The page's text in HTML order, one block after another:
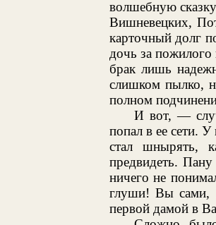
волшебную
Вишневецких,
карточный долг
дочь за
брак лишь
слишком пылко,
полном
И вот, —
попал в ее сети.
стал шнырять,
предвидеть.
ничего не
глуши! Вы сами,
первой дамой в